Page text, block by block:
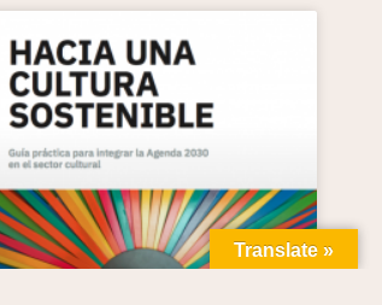
Translate »